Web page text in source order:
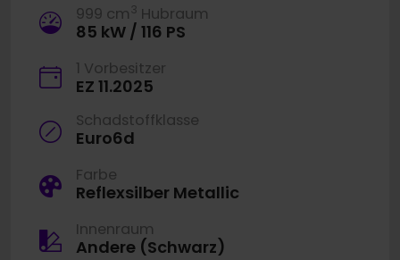
999 cm 3 Hubraum
85 kW / 116 PS
1 Vorbesitzer
EZ 11.2025
Schadstoffklasse
Euro6d
Farbe
Reflexsilber Metallic
Innenraum
Andere (Schwarz)